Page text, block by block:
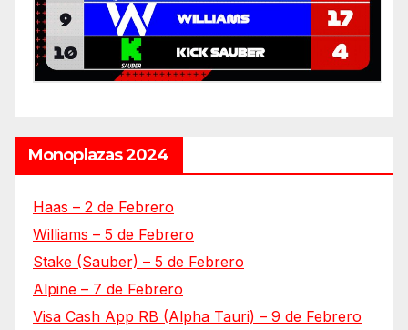
Monoplazas 2024
Haas – 2 de Febrero
Williams – 5 de Febrero
Stake (Sauber) – 5 de Febrero
Alpine – 7 de Febrero
Visa Cash App RB (Alpha Tauri) – 9 de Febrero